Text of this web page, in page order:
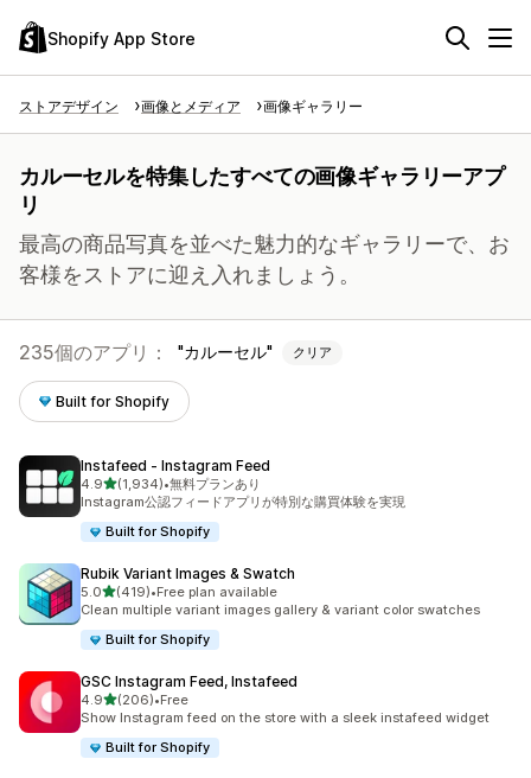
Shopify App Store
ストアデザイン 画像とメディア 画像ギャラリー
カルーセルを特集したすべての画像ギャラリーアプ
リ
最高の商品写真を並べた魅力的なギャラリーで、お
客様をストアに迎え入れましょう。
235個のアプリ： カルーセル クリア
Built for Shopify
Instafeed ‑ Instagram Feed
4.95つ星中
(1,934)
合計レビュー数：1934件
•無料プランあり
Instagram公認フィードアプリが特別な購買体験を実現
Built for Shopify
Rubik Variant Images & Swatch
5.05つ星中
(419)
合計レビュー数：419件
•Free plan available
Clean multiple variant images gallery & variant color swatches
Built for Shopify
GSC Instagram Feed, Instafeed
4.95つ星中
(206)
合計レビュー数：206件
•Free
Show Instagram feed on the store with a sleek instafeed widget
Built for Shopify